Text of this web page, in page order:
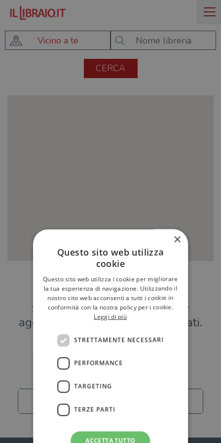
Vicino a te
Hai una libreria?
Scrivici a
per
aggiungere o modificare i tuoi dati.
Librerie
×
Questo sito web utilizza
cookie
Questo sito web utilizza i cookie per migliorare
la tua esperienza di navigazione. Utilizzando il
nostro sito web acconsenti a tutti i cookie in
conformità con la nostra policy per i cookie.
Leggi di più
STRETTAMENTE NECESSARI
PERFORMANCE
TARGETING
TERZE PARTI
ACCETTA TUTTO